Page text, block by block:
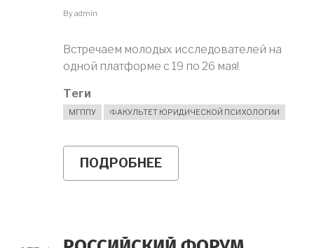
Byadmin
Встречаем молодых исследователей на
одной платформе с 19 по 26 мая!
Теги
МГППУ ФАКУЛЬТЕТ ЮРИДИЧЕСКОЙ ПСИХОЛОГИИ
ПОДРОБНЕЕ
МЕЖВУЗОВСКАЯ
ПО